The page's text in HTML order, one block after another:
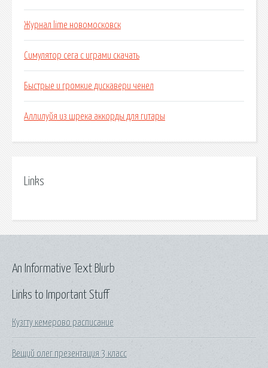
Журнал lime новомосковск
Симулятор сега с играми скачать
Быстрые и громкие дискавери ченел
Аллилуйя из шрека аккорды для гитары
Links
Links to Important Stuff
Кузгту кемерово расписание
Вещий олег презентация 3 класс
An Informative Text Blurb